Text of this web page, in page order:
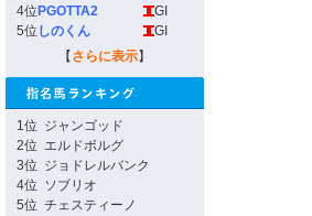
4位 PGOTTA2
GI
5位 しのくん
GI
【 さらに表示】
1位 ジャンゴッド
2位 エルドボルグ
3位 ジョドレルバンク
4位 ソブリオ
5位 チェスティーノ